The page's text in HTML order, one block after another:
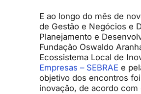
E ao longo do mês de
de Gestão e Negócios e
Planejamento e
Fundação Oswaldo
Ecossistema Local de
Empresas – SEBRAE e
objetivo dos encontros
inovação, de acordo